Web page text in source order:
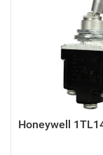
Honeywell